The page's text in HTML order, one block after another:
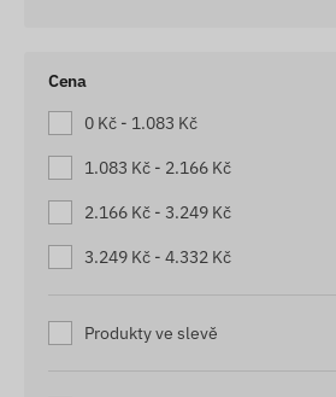
LOKALIZACÍ)
STAVEBNÍ SLEDOVAČE
STOPAŘI KONÍ
STROJOVÉ SLEDOVAČE
TRAILER TRACKERY
Cena
0 Kč - 1.083 Kč
1.083 Kč - 2.166 Kč
2.166 Kč - 3.249 Kč
3.249 Kč - 4.332 Kč
Produkty ve slevě